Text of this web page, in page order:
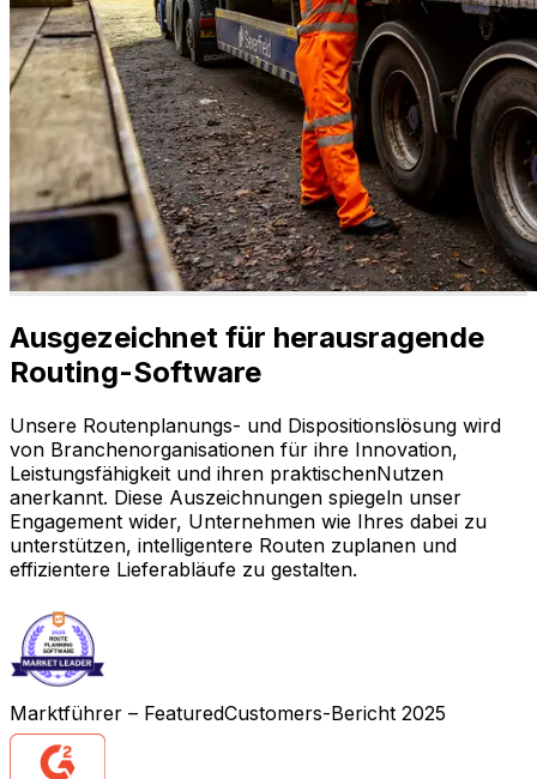
Ausgezeichnet für herausragende
Routing-Software
Unsere Routenplanungs- und Dispositionslösung wird
von Branchenorganisationen für ihre Innovation,
Leistungsfähigkeit und ihren praktischenNutzen
anerkannt. Diese Auszeichnungen spiegeln unser
Engagement wider, Unternehmen wie Ihres dabei zu
unterstützen, intelligentere Routen zuplanen und
effizientere Lieferabläufe zu gestalten.
Marktführer – FeaturedCustomers-Bericht 2025